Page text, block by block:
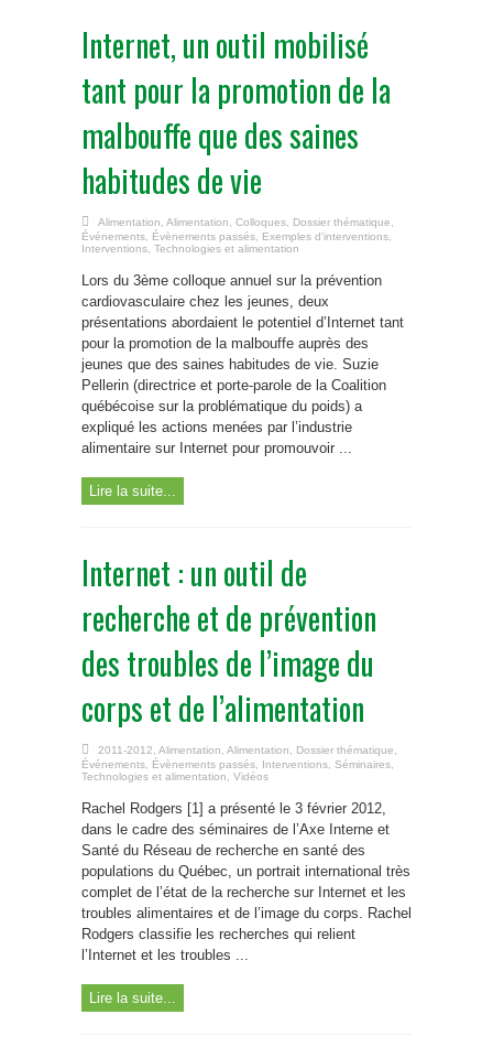
Internet, un outil mobilisé
tant pour la promotion de la
malbouffe que des saines
habitudes de vie
Alimentation Alimentation Colloques Dossier thématique
Événements
Évènements passés Exemples d'interventions
Interventions Technologies et alimentation
Lors du 3ème colloque annuel sur la prévention
cardiovasculaire chez les jeunes, deux
présentations abordaient le potentiel d’Internet tant
pour la promotion de la malbouffe auprès des
jeunes que des saines habitudes de vie. Suzie
Pellerin (directrice et porte-parole de la Coalition
québécoise sur la problématique du poids) a
expliqué les actions menées par l’industrie
alimentaire sur Internet pour promouvoir ...
Lire la suite...
Internet : un outil de
recherche et de prévention
des troubles de l’image du
corps et de l’alimentation
2011-2012 Alimentation Alimentation Dossier thématique
Événements
Évènements passés Interventions Séminaires
Technologies et alimentation
Vidéos
Rachel Rodgers [1] a présenté le 3 février 2012,
dans le cadre des séminaires de l’Axe Interne et
Santé du Réseau de recherche en santé des
populations du Québec, un portrait international très
complet de l’état de la recherche sur Internet et les
troubles alimentaires et de l’image du corps. Rachel
Rodgers classifie les recherches qui relient
l’Internet et les troubles ...
Lire la suite...